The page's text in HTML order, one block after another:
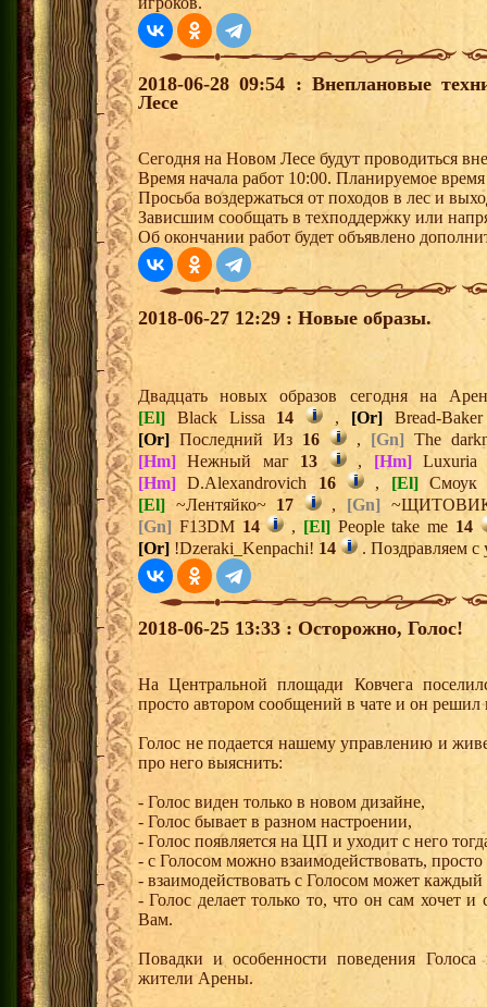
2018-06-28 09:54 : Внеплановые
Лесе
Сегодня на Новом Лесе будут проводиться
Время начала работ 10:00. Планируемое
Просьба воздержаться от походов в лес и
Зависшим сообщать в техподдержку или
Об окончании работ будет объявлено
2018-06-27 12:29 : Новые образы.
Двадцать новых образов сегодня на
[El] Black Lissa 14 , [Or]Bread-
[Or] Последний Из 16 , [Gn] The
[Hm] Нежный маг 13 , [Hm]
[Hm] D.Alexandrovich 16 , [El]
[El] ~Лентяйко~ 17 , [Gn]
[Gn] F13DM 14 , [El]People take me 14
[Or] !Dzeraki_Kenpachi! 14 . Поздравляем с
2018-06-25 13:33 : Осторожно, Голос!
На Центральной площади Ковчега
просто автором сообщений в чате и он решил
Голос не подается нашему управлению и
про него выяснить:
- Голос виден только в новом дизайне,
- Голос бывает в разном настроении,
- Голос появляется на ЦП и уходит с него
- с Голосом можно взаимодействовать,
- взаимодействовать с Голосом может
- Голос делает только то, что он сам хочет
Вам.
Повадки и особенности поведения
жители Арены.